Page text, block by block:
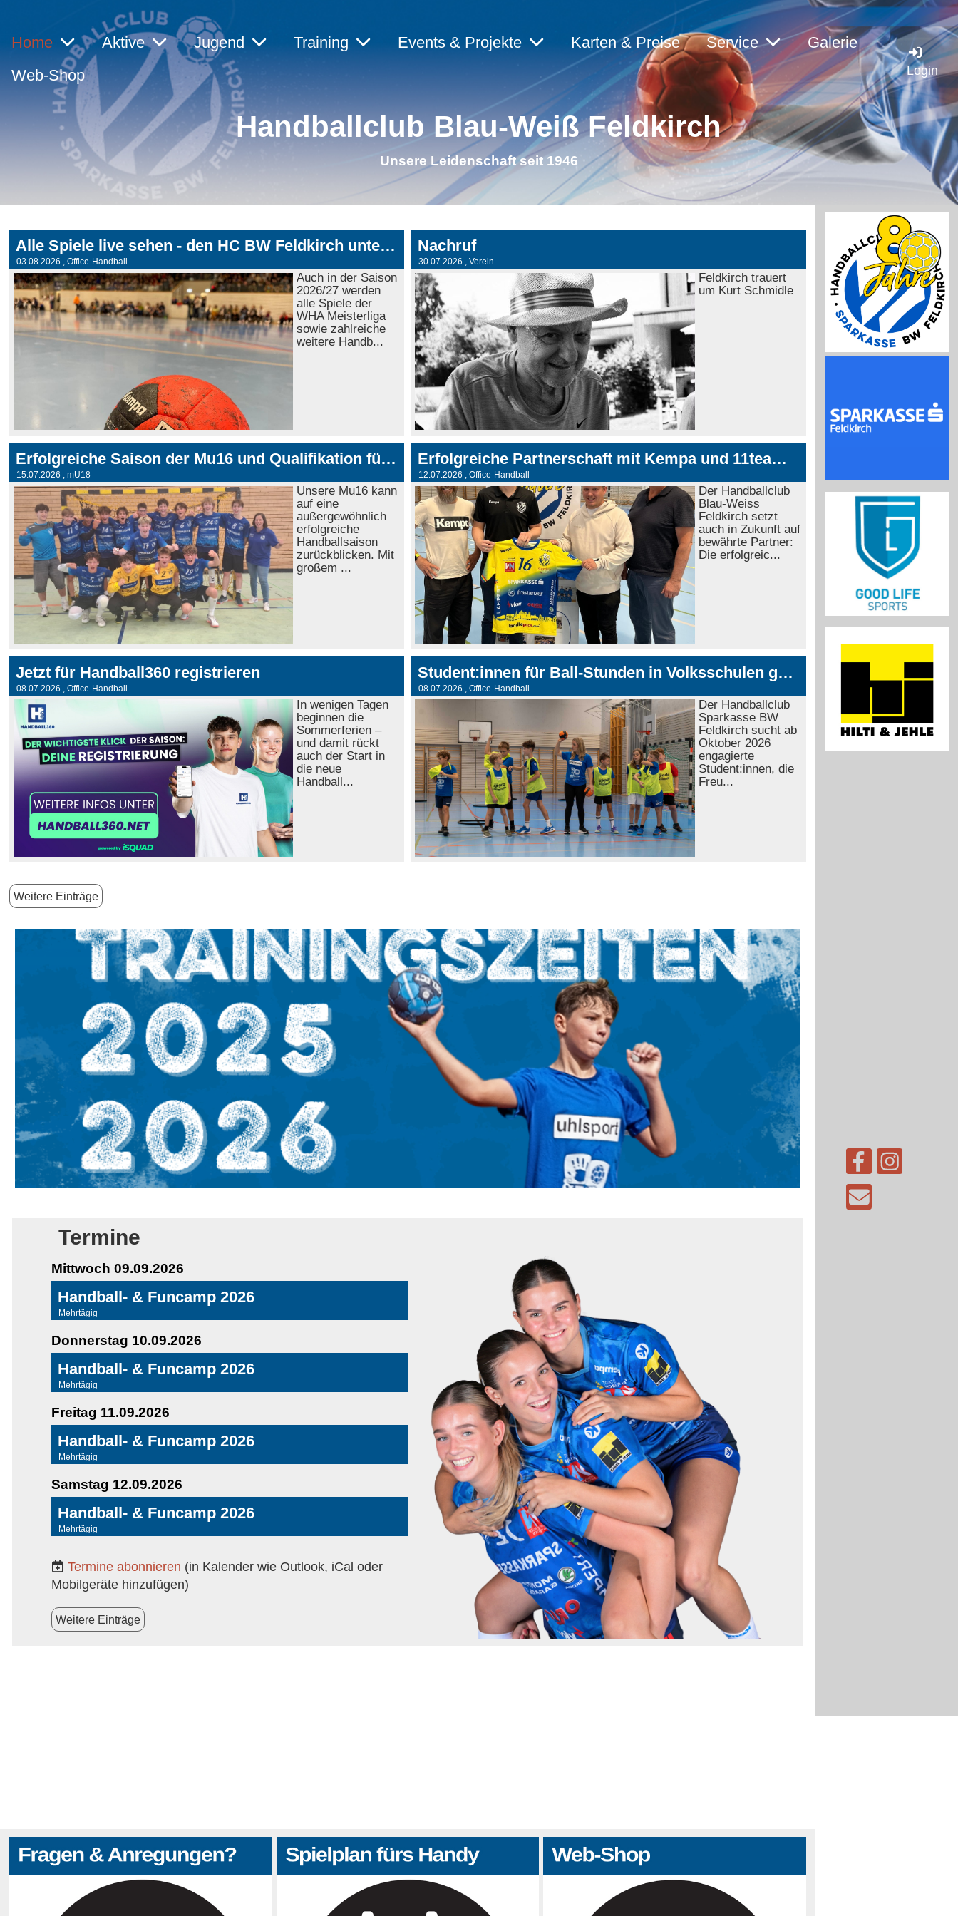
Home Aktive Jugend Training Events & Projekte Karten & Preise Service
Galerie
Web-Shop
Login
Handballclub Blau-Weiß Feldkirch
Unsere Leidenschaft seit 1946
Alle Spiele live sehen - den HC BW Feldkirch unterstützen!
03.08.2026 , Office-Handball
Auch in der Saison
2026/27 werden
alle Spiele der
WHA Meisterliga
sowie zahlreiche
weitere Handb...
Nachruf
30.07.2026 , Verein
Feldkirch trauert
um Kurt Schmidle
Erfolgreiche Saison der Mu16 und Qualifikation für die Mu18
15.07.2026 , mU18
Unsere Mu16 kann
auf eine
außergewöhnlich
erfolgreiche
Handballsaison
zurückblicken. Mit
großem ...
Erfolgreiche Partnerschaft mit Kempa und 11teamsports wird fortgesetzt
12.07.2026 , Office-Handball
Der Handballclub
Blau-Weiss
Feldkirch setzt
auch in Zukunft auf
bewährte Partner:
Die erfolgreic...
Jetzt für Handball360 registrieren
08.07.2026 , Office-Handball
In wenigen Tagen
beginnen die
Sommerferien –
und damit rückt
auch der Start in
die neue
Handball...
Student:innen für Ball-Stunden in Volksschulen gesucht
08.07.2026 , Office-Handball
Der Handballclub
Sparkasse BW
Feldkirch sucht ab
Oktober 2026
engagierte
Student:innen, die
Freu...
Weitere Einträge
Termine
Mittwoch 09.09.2026
Handball- & Funcamp 2026
Mehrtägig
Donnerstag 10.09.2026
Handball- & Funcamp 2026
Mehrtägig
Freitag 11.09.2026
Handball- & Funcamp 2026
Mehrtägig
Samstag 12.09.2026
Handball- & Funcamp 2026
Mehrtägig
Termine abonnieren (in Kalender wie Outlook, iCal oder
Mobilgeräte hinzufügen)
Weitere Einträge